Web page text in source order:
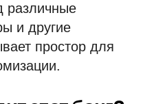
различные
и другие
простор для